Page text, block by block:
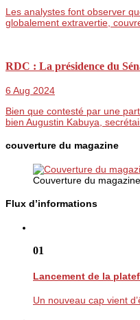
Les analystes font observer
globalement extravertie,
RDC : La présidence du
6 Aug 2024
Bien que contesté par une
bien Augustin Kabuya,
couverture du magazine
Couverture du magazine
Flux d’informations
01
Lancement de la
Un nouveau cap vient